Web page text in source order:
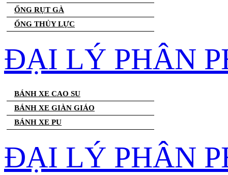
ỐNG RỤT GÀ
ỐNG THỦY LỰC
ĐẠI LÝ PHÂN
BÁNH XE CAO SU
BÁNH XE GIÀN GIÁO
BÁNH XE PU
ĐẠI LÝ PHÂN